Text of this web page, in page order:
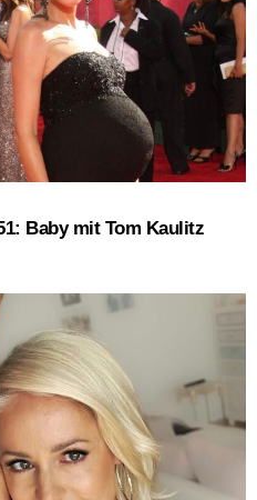
Baby mit Tom Kaulitz